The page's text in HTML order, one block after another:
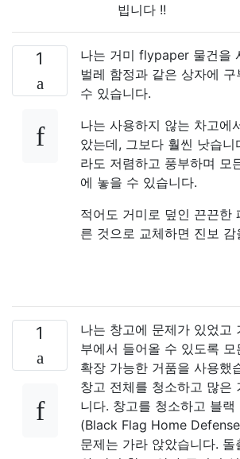
빕니다 !!
1
나는 거미 flypaper 물건을
벌레 함정과 같은 상자에
수 있습니다.
나는 사용하지 않는 차고에
았는데, 그보다 훨씬 낫습니
라도 저렴하고 풍부하며 모
에 놓을 수 있습니다.
적어도 거미로 덮인 끈끈한
른 것으로 교체하면 진보
1
나는 창고에 문제가 있었고
부에서 들어올 수 있도록
확장 가능한 거품을 사용했
창고 전체를 청소하고 많은
니다. 창고를 청소하고 블
(Black Flag Home
문제는 가라 앉았습니다. 돌